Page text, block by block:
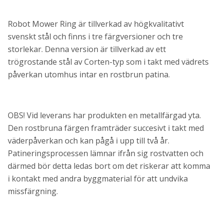
Robot Mower Ring är tillverkad av högkvalitativt
svenskt stål och finns i tre färgversioner och tre
storlekar. Denna version är tillverkad av ett
trögrostande stål av Corten-typ som i takt med vädrets
påverkan utomhus intar en rostbrun patina.
OBS! Vid leverans har produkten en metallfärgad yta.
Den rostbruna färgen framträder succesivt i takt med
väderpåverkan och kan pågå i upp till två år.
Patineringsprocessen lämnar ifrån sig rostvatten och
därmed bör detta ledas bort om det riskerar att komma
i kontakt med andra byggmaterial för att undvika
missfärgning.